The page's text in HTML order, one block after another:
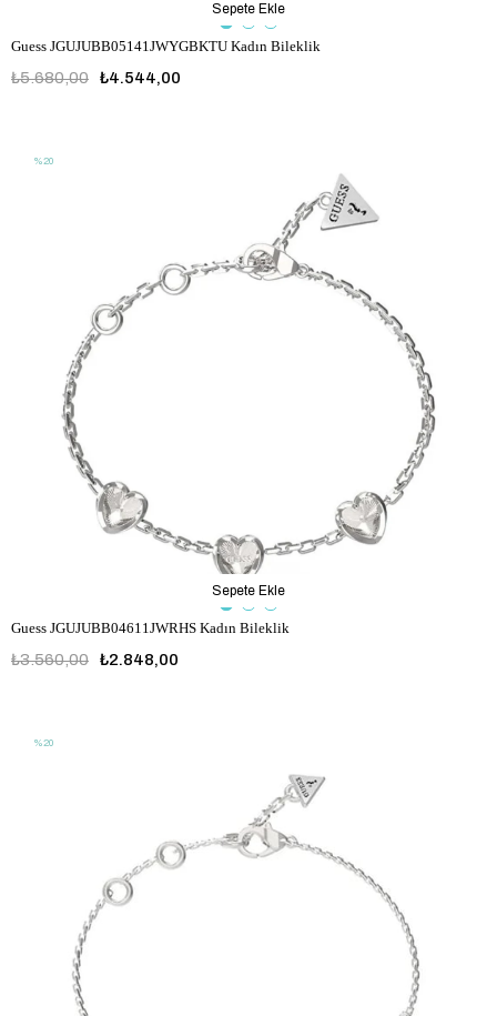
Guess JGUJUBB05141JWYGBKTU Kadın Bileklik
₺4.544,00
₺5.680,00
Sepete Ekle
Guess JGUJUBB04611JWRHS Kadın Bileklik
₺2.848,00
₺3.560,00
Sepete Ekle
%20
%20